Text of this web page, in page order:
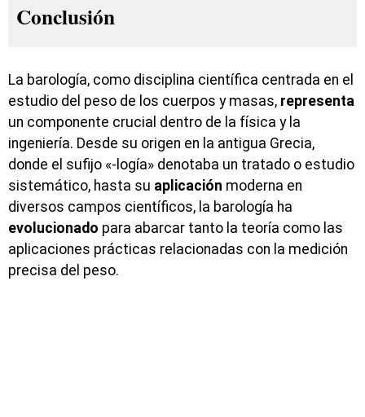
Conclusión
La barología, como disciplina científica centrada en el
estudio del peso de los cuerpos y masas, representa
un componente crucial dentro de la física y la
ingeniería. Desde su origen en la antigua Grecia,
donde el sufijo «-logía» denotaba un tratado o estudio
sistemático, hasta su aplicación moderna en
diversos campos científicos, la barología ha
evolucionado para abarcar tanto la teoría como las
aplicaciones prácticas relacionadas con la medición
precisa del peso.